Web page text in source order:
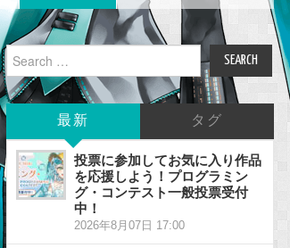
Search
for:
最新 タグ
投票に参加してお気に入り作品
を応援しよう！プログラミン
グ・コンテスト一般投票受付
中！
2026年8月07日 17:00